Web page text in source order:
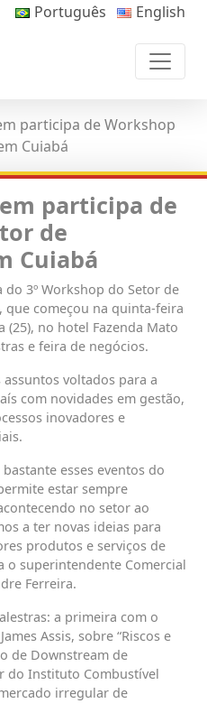
Português English
participa de Workshop
Cuiabá
participa de
de
Cuiabá
3º Workshop do Setor de
que começou na quinta-feira
(25), no hotel Fazenda Mato
e feira de negócios.
voltados para a
com novidades em gestão,
inovadores e
esses eventos do
estar sempre
no setor ao
a ter novas ideias para
produtos e serviços de
o superintendente Comercial
Ferreira.
a primeira com o
Assis, sobre “Riscos e
de Downstream de
do Instituto Combustível
irregular de